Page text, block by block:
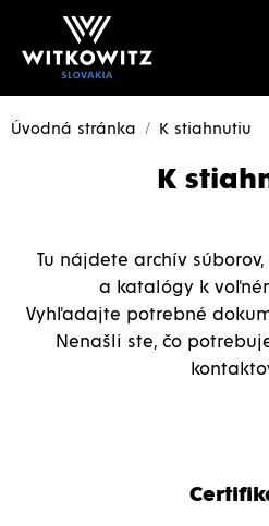
Úvodná stránka K stiahnutiu
K
Tu nájdete archív
a katalógy k
Vyhľadajte potrebné
Nenašli ste, čo